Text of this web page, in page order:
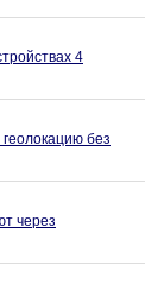
4
без
через